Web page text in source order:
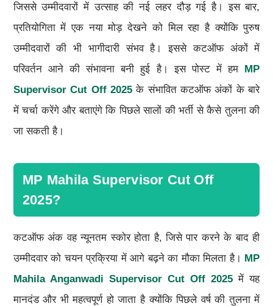
जिससे उम्मीदवारों में उत्साह की नई लहर दौड़ गई है। इस बार,
प्रतियोगिता में एक नया मोड़ देखने को मिल रहा है क्योंकि पुरुष
उम्मीदवारों की भी भागीदारी संभव है। इससे कटऑफ अंकों में
परिवर्तन आने की संभावना बनी हुई है। इस पोस्ट में हम MP
Supervisor Cut Off 2025के संभावित कटऑफ अंकों के बारे
में चर्चा करेंगे और बताएंगे कि पिछले सालों की भर्ती से कैसे तुलना की
जा सकती है।
MP Mahila Supervisor Cut Off
2025?
कटऑफ अंक वह न्यूनतम स्कोर होता है, जिसे पार करने के बाद ही
उम्मीदवार को चयन प्रक्रिया में आगे बढ़ने का मौका मिलता है। MP
Mahila Anganwadi Supervisor Cut Off 2025में यह
मानदंड और भी महत्वपूर्ण हो जाता है क्योंकि पिछले वर्ष की तुलना में